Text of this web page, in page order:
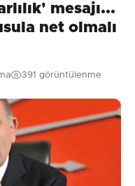
mesajı...
net olmalı
391 görüntülenme